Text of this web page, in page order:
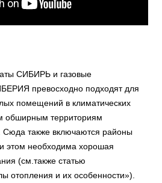
СИБИРЬ и газовые
превосходно подходят для
помещений в климатических
обширным территориям
Сюда также включаются районы
этом необходима хорошая
(см.также статью
отопления и их особенности»).